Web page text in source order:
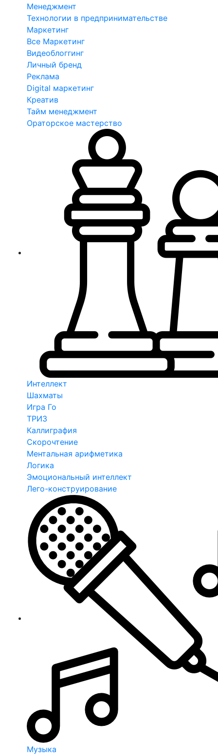
Менеджмент
Технологии в предпринимательстве
Маркетинг
Все Маркетинг
Видеоблоггинг
Личный бренд
Реклама
Digital маркетинг
Креатив
Тайм менеджмент
Ораторское мастерство
Интеллект
Шахматы
Игра Го
ТРИЗ
Каллиграфия
Скорочтение
Ментальная арифметика
Логика
Эмоциональный интеллект
Лего-конструирование
Музыка